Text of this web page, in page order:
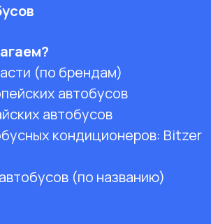
(по брендам)
автобусов
автобусов
кондиционеров: Bitzer
(по названию)